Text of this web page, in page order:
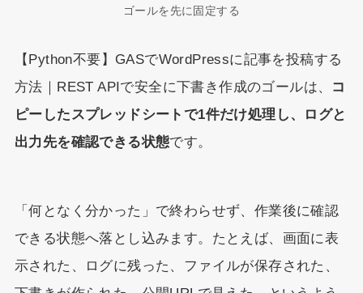
ゴールを先に固定する
【Python不要】GASでWordPressに記事を投稿する
方法｜REST APIで安全に下書き作成のゴールは、 コ
ピーしたスプレッドシートで1件だけ処理し、ログと
出力先を確認できる状態です。
「何となく分かった」で終わらせず、作業後に確認
できる状態へ落とし込みます。たとえば、画面に表
示された、ログに残った、ファイルが保存された、